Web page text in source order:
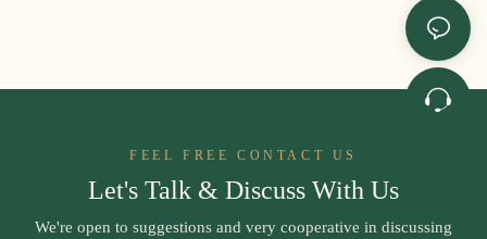
smart glas och utmärkt ventilation. Perfekt för bibliotek,
flygplatser och moderna kontor. MOQ 1 styck, OEM och
FEEL FREE CONTACT US
Let's Talk & Discuss With Us
We're open to suggestions and very cooperative in discussing